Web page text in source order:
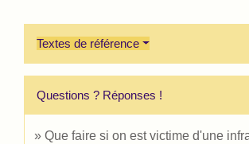
Textes de référence
Questions ? Réponses !
Que faire si on est victime d'une